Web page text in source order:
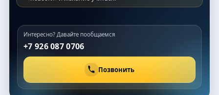
Интересно? Давайте пообщаемся
+7 926 087 0706
Позвонить